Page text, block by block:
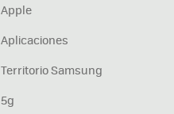
Apple
Aplicaciones
Territorio Samsung
5g